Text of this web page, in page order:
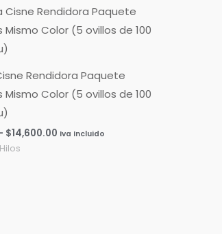
Rendidora Paquete
Mismo Color (5 ovillos de 100
$14,600.00
Rango
de
precios:
$14,600.00
Iva Incluido